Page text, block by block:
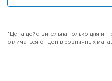
*Цена действительна только для
отличаться от цен в розничных